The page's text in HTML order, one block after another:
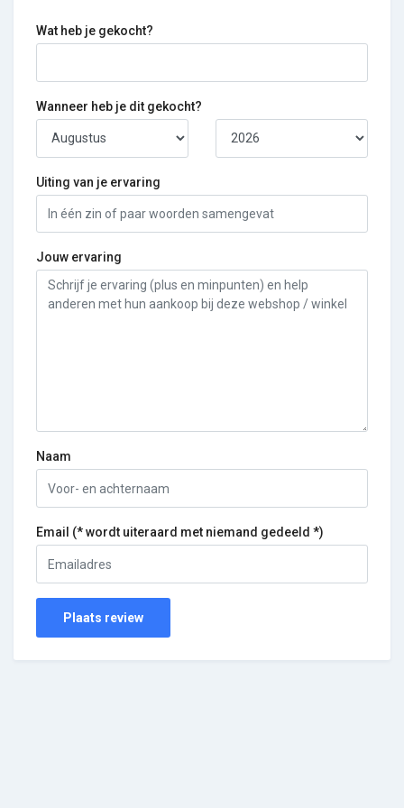
Wat heb je gekocht?
Wanneer heb je dit gekocht?
Uiting van je ervaring
Jouw ervaring
Naam
Email (* wordt uiteraard met niemand gedeeld *)
Plaats review